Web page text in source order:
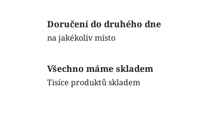
Doručení do druhého dne
na jakékoliv místo
Všechno máme skladem
Tisíce produktů skladem